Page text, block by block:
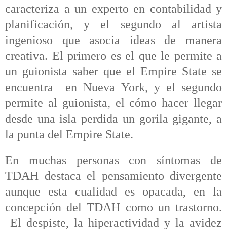
caracteriza a un experto en contabilidad y
planificación, y el segundo al artista
ingenioso que asocia ideas de manera
creativa. El primero es el que le permite a
un guionista saber que el Empire State se
encuentra
en Nueva York, y el segundo
permite al guionista, el cómo hacer llegar
desde una isla perdida un gorila gigante, a
la punta del Empire State.
En muchas personas con síntomas de
TDAH destaca el pensamiento divergente
aunque esta cualidad es opacada, en la
concepción del TDAH como un trastorno.
El despiste, la hiperactividad y la avidez